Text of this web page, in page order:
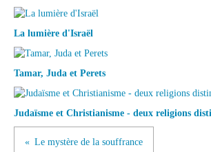
La lumière d'Israël
Tamar, Juda et Perets
Judaïsme et Christianisme - deux religions
Le mystère de la souffrance